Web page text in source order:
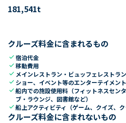
181,541t
クルーズ料金に含まれるもの
check宿泊代金
check移動費用
check メインレストラン・ビュッフェレストラ
check ショー、イベント等のエンターテイメント
check船内での施設使用料（フィットネスセン
ブ・ラウンジ、図書館など）
check船上アクティビティ（ゲーム、クイズ、ク
クルーズ料金に含まれないもの